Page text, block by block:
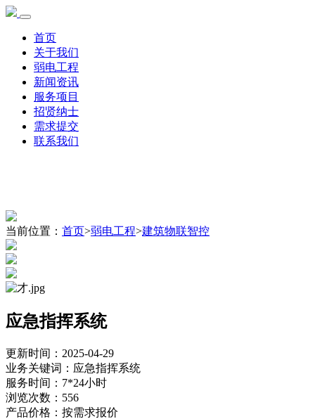
首页
关于我们
弱电工程
新闻资讯
服务项目
招贤纳士
需求提交
联系我们
当前位置： 首页>弱电工程>建筑物联智控
应急指挥系统
更新时间：2025-04-29
业务关键词：应急指挥系统
服务时间：7*24小时
浏览次数：556
产品价格：按需求报价